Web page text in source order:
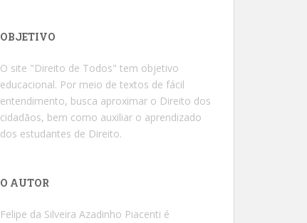
OBJETIVO
O site "Direito de Todos" tem objetivo
educacional. Por meio de textos de fácil
entendimento, busca aproximar o Direito dos
cidadãos, bem como auxiliar o aprendizado
dos estudantes de Direito.
O AUTOR
Felipe da Silveira Azadinho Piacenti é